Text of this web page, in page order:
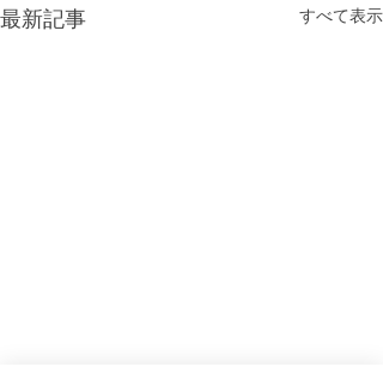
最新記事 すべて表示